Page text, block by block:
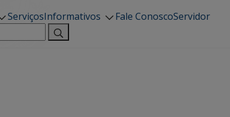
ServiçosInformativos Fale ConoscoServidor